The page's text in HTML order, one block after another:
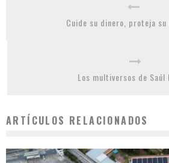
Cuide su dinero, proteja su
Los multiversos de Saúl
ARTÍCULOS RELACIONADOS